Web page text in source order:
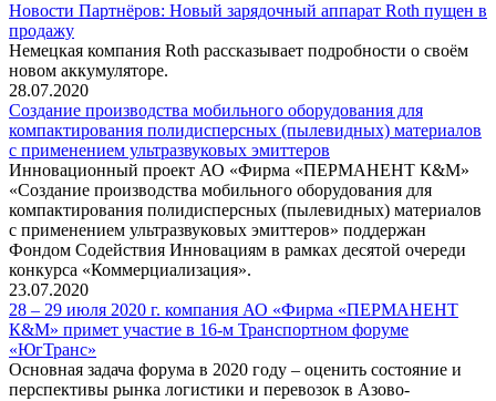
Новости Партнёров: Новый зарядочный аппарат Roth пущен в
продажу
Немецкая компания Roth рассказывает подробности о своём
новом аккумуляторе.
28.07.2020
Создание производства мобильного оборудования для
компактирования полидисперсных (пылевидных) материалов
с применением ультразвуковых эмиттеров
Инновационный проект АО «Фирма «ПЕРМАНЕНТ К&М»
«Создание производства мобильного оборудования для
компактирования полидисперсных (пылевидных) материалов
с применением ультразвуковых эмиттеров» поддержан
Фондом Содействия Инновациям в рамках десятой очереди
конкурса «Коммерциализация».
23.07.2020
28 – 29 июля 2020 г. компания АО «Фирма «ПЕРМАНЕНТ
К&М» примет участие в 16-м Транспортном форуме
«ЮгТранс»
Основная задача форума в 2020 году – оценить состояние и
перспективы рынка логистики и перевозок в Азово-